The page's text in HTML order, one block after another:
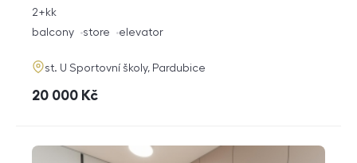
rozměry
disposition
2+kk
funkce
balcony store elevator
adresa
st. U Sportovní školy, Pardubice
cena
20 000 Kč